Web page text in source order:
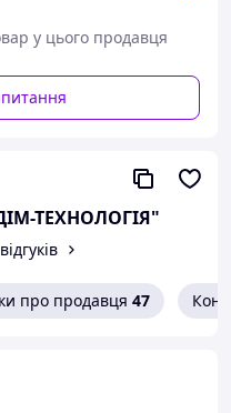
у цього продавця
ТЕХНОЛОГІЯ"
про продавця 47